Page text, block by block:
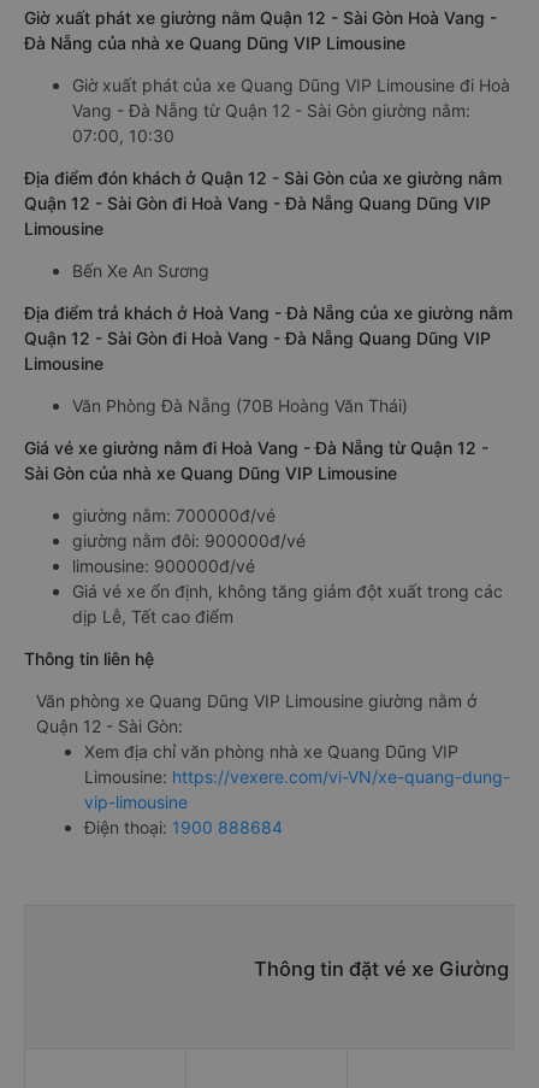
Giờ xuất phát xe giường nằm Quận 12 - Sài Gòn Hoà Vang -
Đà Nẵng của nhà xe Quang Dũng VIP Limousine
Giờ xuất phát của xe Quang Dũng VIP Limousine đi Hoà
Vang - Đà Nẵng từ Quận 12 - Sài Gòn giường nằm:
07:00, 10:30
Địa điểm đón khách ở Quận 12 - Sài Gòn của xe giường nằm
Quận 12 - Sài Gòn đi Hoà Vang - Đà Nẵng Quang Dũng VIP
Limousine
Bến Xe An Sương
Địa điểm trả khách ở Hoà Vang - Đà Nẵng của xe giường nằm
Quận 12 - Sài Gòn đi Hoà Vang - Đà Nẵng Quang Dũng VIP
Limousine
Văn Phòng Đà Nẵng (70B Hoàng Văn Thái)
Giá vé xe giường nằm đi Hoà Vang - Đà Nẵng từ Quận 12 -
Sài Gòn của nhà xe Quang Dũng VIP Limousine
giường nằm: 700000đ/vé
giường nằm đôi: 900000đ/vé
limousine: 900000đ/vé
Giá vé xe ổn định, không tăng giảm đột xuất trong các
dịp Lễ, Tết cao điểm
Thông tin liên hệ
Văn phòng xe Quang Dũng VIP Limousine giường nằm ở
Quận 12 - Sài Gòn:
Xem địa chỉ văn phòng nhà xe Quang Dũng VIP
Limousine: https://vexere.com/vi-VN/xe-quang-dung-
vip-limousine
Điện thoại: 1900 888684
Thông tin đặt vé xe Giường